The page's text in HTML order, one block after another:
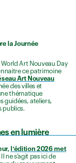
la Journée
Art Nouveau Day
ce patrimoine
Art Nouveau
des villes et
thématique
guidées, ateliers,
publics.
en lumière
l’édition 2026 met
Il ne s’agit pas ici de